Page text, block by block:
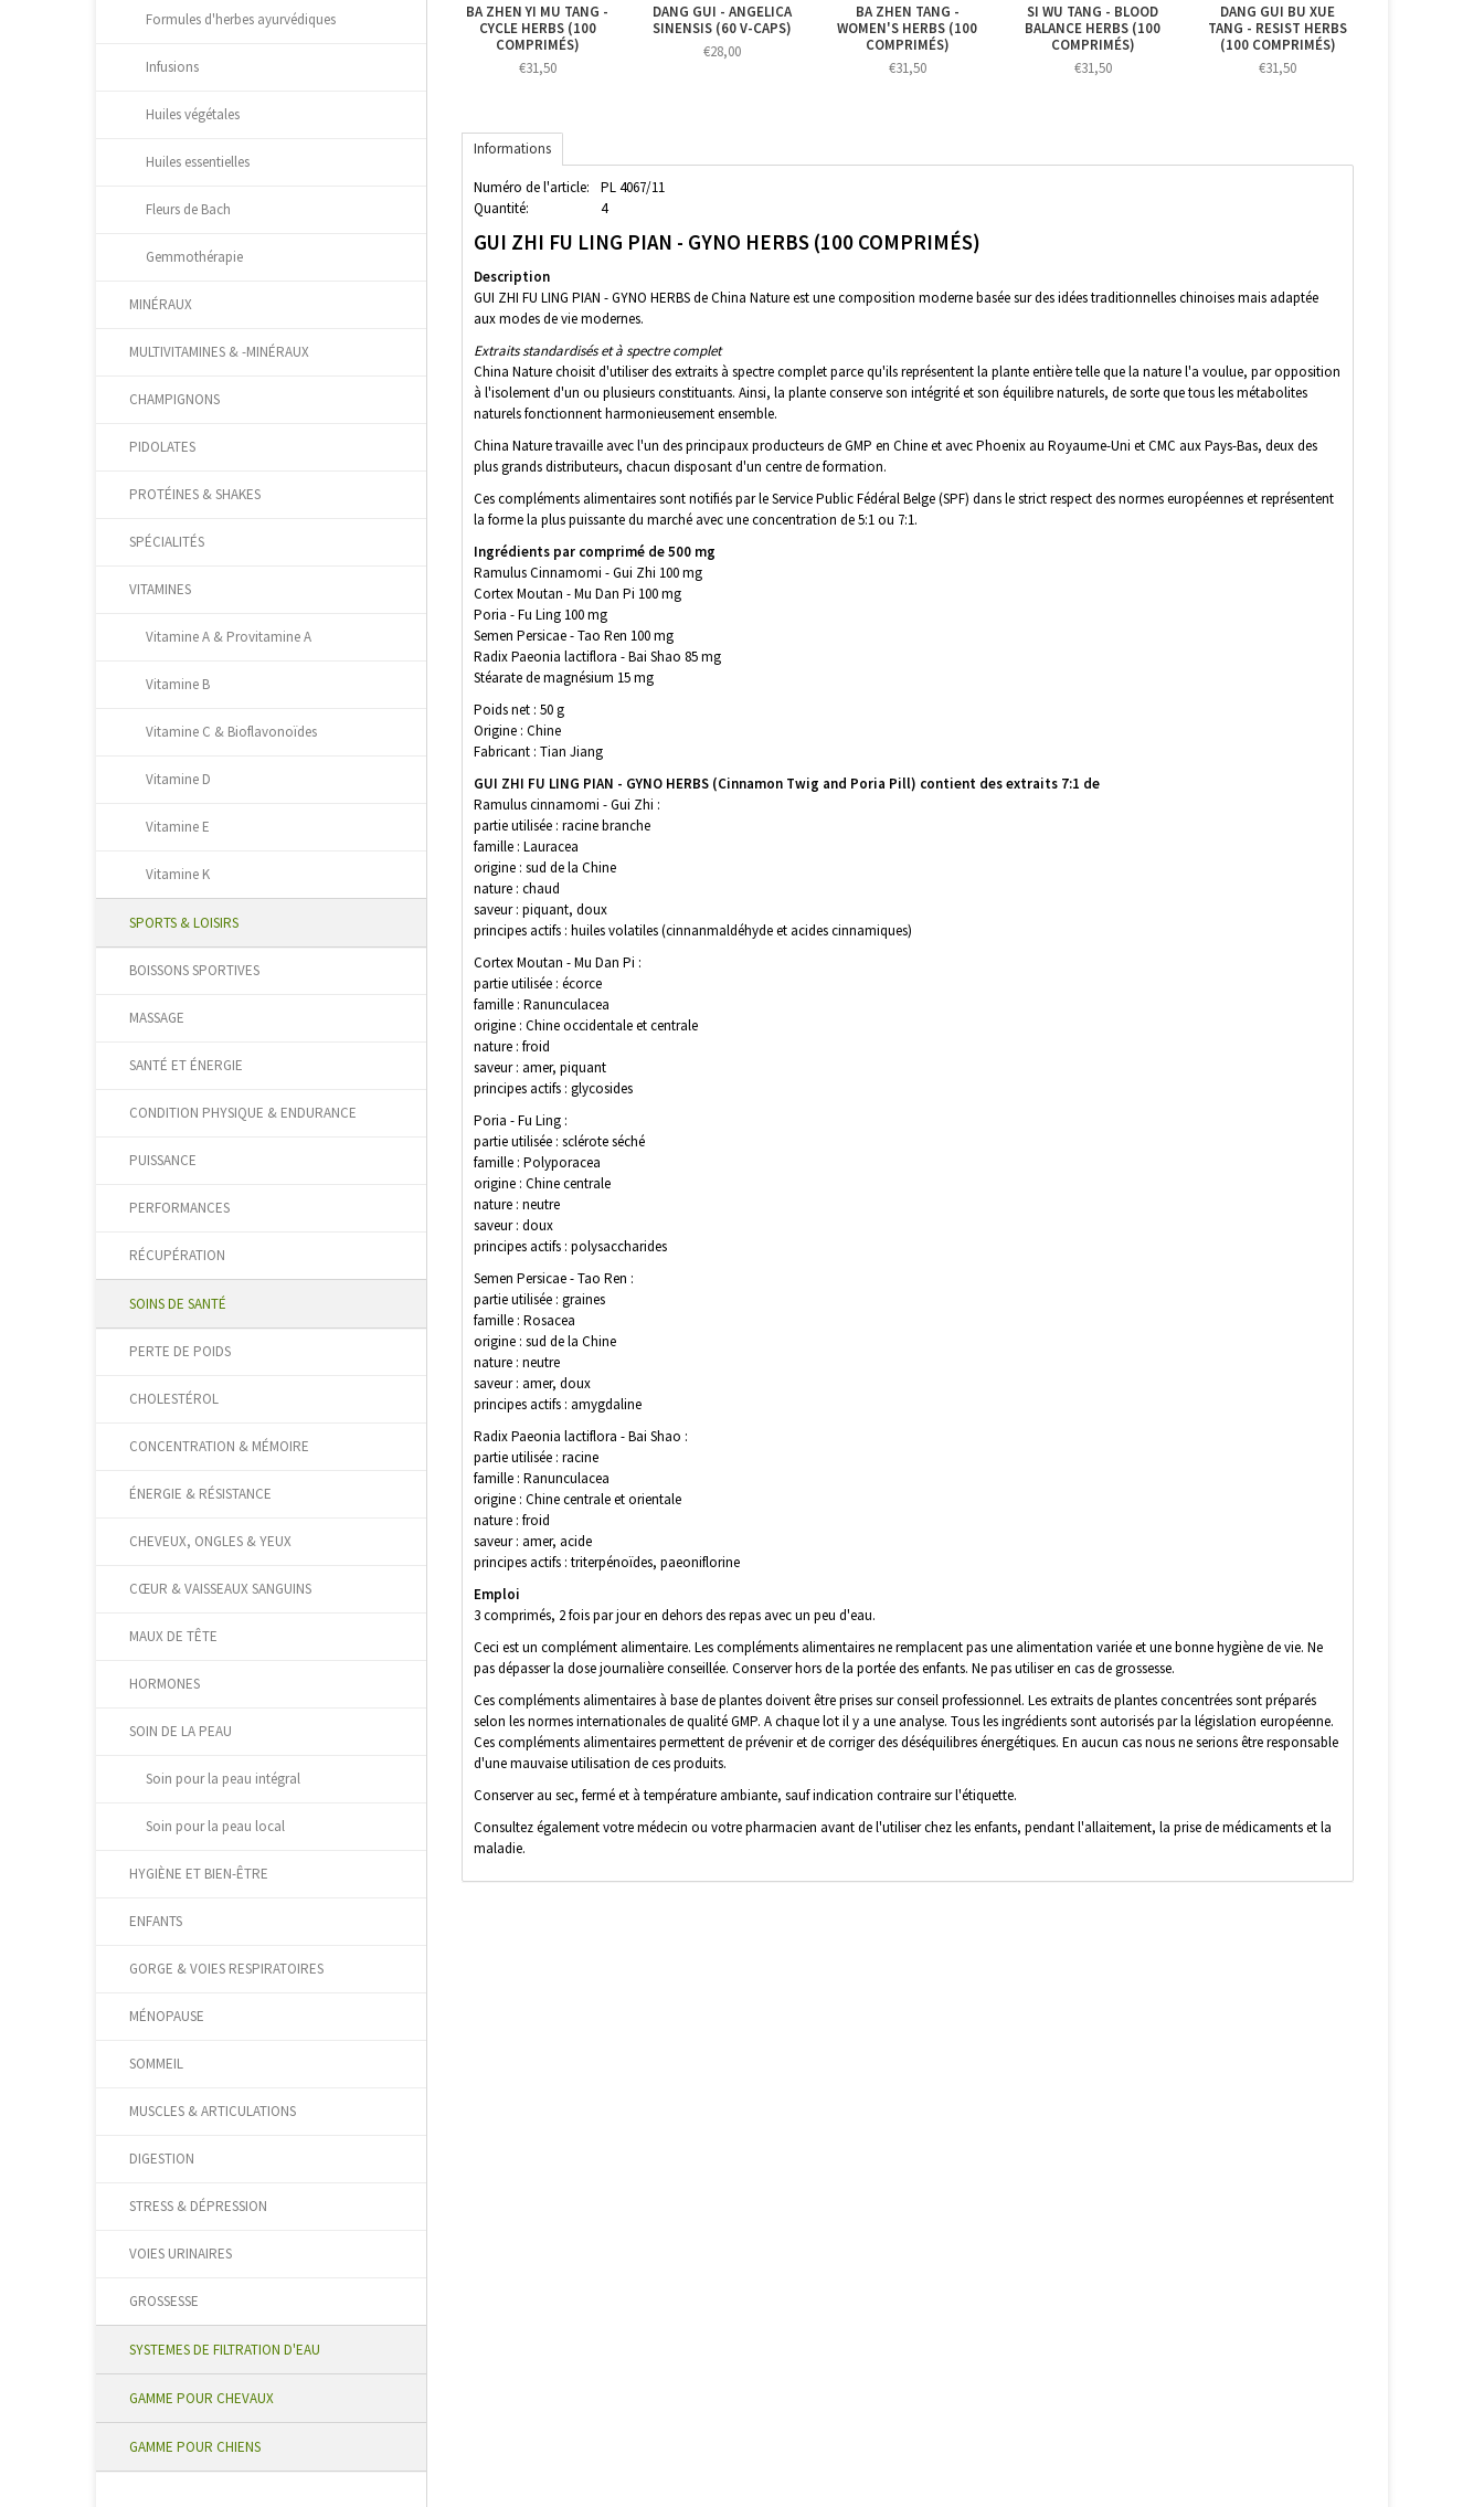
Formules d'herbes ayurvédiques
Infusions
Huiles végétales
Huiles essentielles
Fleurs de Bach
Gemmothérapie
MINÉRAUX
MULTIVITAMINES & -MINÉRAUX
CHAMPIGNONS
PIDOLATES
PROTÉINES & SHAKES
SPÉCIALITÉS
VITAMINES
Vitamine A & Provitamine A
Vitamine B
Vitamine C & Bioflavonoïdes
Vitamine D
Vitamine E
Vitamine K
SPORTS & LOISIRS
BOISSONS SPORTIVES
MASSAGE
SANTÉ ET ÉNERGIE
CONDITION PHYSIQUE & ENDURANCE
PUISSANCE
PERFORMANCES
RÉCUPÉRATION
SOINS DE SANTÉ
PERTE DE POIDS
CHOLESTÉROL
CONCENTRATION & MÉMOIRE
ÉNERGIE & RÉSISTANCE
CHEVEUX, ONGLES & YEUX
CŒUR & VAISSEAUX SANGUINS
MAUX DE TÊTE
HORMONES
SOIN DE LA PEAU
Soin pour la peau intégral
Soin pour la peau local
HYGIÈNE ET BIEN-ÊTRE
ENFANTS
GORGE & VOIES RESPIRATOIRES
MÉNOPAUSE
SOMMEIL
MUSCLES & ARTICULATIONS
DIGESTION
STRESS & DÉPRESSION
VOIES URINAIRES
GROSSESSE
SYSTEMES DE FILTRATION D'EAU
GAMME POUR CHEVAUX
GAMME POUR CHIENS
BA ZHEN YI MU TANG -
CYCLE HERBS (100
COMPRIMÉS)
€31,50
DANG GUI - ANGELICA
SINENSIS (60 V-CAPS)
€28,00
BA ZHEN TANG -
WOMEN'S HERBS (100
COMPRIMÉS)
€31,50
SI WU TANG - BLOOD
BALANCE HERBS (100
COMPRIMÉS)
€31,50
DANG GUI BU XUE
TANG - RESIST HERBS
(100 COMPRIMÉS)
€31,50
Informations
Numéro de l'article:
PL 4067/11
Quantité:
4
GUI ZHI FU LING PIAN - GYNO HERBS (100 COMPRIMÉS)
Description
GUI ZHI FU LING PIAN - GYNO HERBS de China Nature est une composition moderne basée sur des idées traditionnelles chinoises mais adaptée
aux modes de vie modernes.
Extraits standardisés et à spectre complet
China Nature choisit d'utiliser des extraits à spectre complet parce qu'ils représentent la plante entière telle que la nature l'a voulue, par opposition
à l'isolement d'un ou plusieurs constituants. Ainsi, la plante conserve son intégrité et son équilibre naturels, de sorte que tous les métabolites
naturels fonctionnent harmonieusement ensemble.
China Nature travaille avec l'un des principaux producteurs de GMP en Chine et avec Phoenix au Royaume-Uni et CMC aux Pays-Bas, deux des
plus grands distributeurs, chacun disposant d'un centre de formation.
Ces compléments alimentaires sont notifiés par le Service Public Fédéral Belge (SPF) dans le strict respect des normes européennes et représentent
la forme la plus puissante du marché avec une concentration de 5:1 ou 7:1.
Ingrédients par comprimé de 500 mg
Ramulus Cinnamomi - Gui Zhi 100 mg
Cortex Moutan - Mu Dan Pi 100 mg
Poria - Fu Ling 100 mg
Semen Persicae - Tao Ren 100 mg
Radix Paeonia lactiflora - Bai Shao 85 mg
Stéarate de magnésium 15 mg
Poids net : 50 g
Origine : Chine
Fabricant : Tian Jiang
GUI ZHI FU LING PIAN - GYNO HERBS (Cinnamon Twig and Poria Pill) contient des extraits 7:1 de
Ramulus cinnamomi - Gui Zhi :
partie utilisée : racine branche
famille : Lauracea
origine : sud de la Chine
nature : chaud
saveur : piquant, doux
principes actifs : huiles volatiles (cinnanmaldéhyde et acides cinnamiques)
Cortex Moutan - Mu Dan Pi :
partie utilisée : écorce
famille : Ranunculacea
origine : Chine occidentale et centrale
nature : froid
saveur : amer, piquant
principes actifs : glycosides
Poria - Fu Ling :
partie utilisée : sclérote séché
famille : Polyporacea
origine : Chine centrale
nature : neutre
saveur : doux
principes actifs : polysaccharides
Semen Persicae - Tao Ren :
partie utilisée : graines
famille : Rosacea
origine : sud de la Chine
nature : neutre
saveur : amer, doux
principes actifs : amygdaline
Radix Paeonia lactiflora - Bai Shao :
partie utilisée : racine
famille : Ranunculacea
origine : Chine centrale et orientale
nature : froid
saveur : amer, acide
principes actifs : triterpénoïdes, paeoniflorine
Emploi
3 comprimés, 2 fois par jour en dehors des repas avec un peu d'eau.
Ceci est un complément alimentaire. Les compléments alimentaires ne remplacent pas une alimentation variée et une bonne hygiène de vie. Ne
pas dépasser la dose journalière conseillée. Conserver hors de la portée des enfants. Ne pas utiliser en cas de grossesse.
Ces compléments alimentaires à base de plantes doivent être prises sur conseil professionnel. Les extraits de plantes concentrées sont préparés
selon les normes internationales de qualité GMP. A chaque lot il y a une analyse. Tous les ingrédients sont autorisés par la législation européenne.
Ces compléments alimentaires permettent de prévenir et de corriger des déséquilibres énergétiques. En aucun cas nous ne serions être responsable
d'une mauvaise utilisation de ces produits.
Conserver au sec, fermé et à température ambiante, sauf indication contraire sur l'étiquette.
Consultez également votre médecin ou votre pharmacien avant de l'utiliser chez les enfants, pendant l'allaitement, la prise de médicaments et la
maladie.